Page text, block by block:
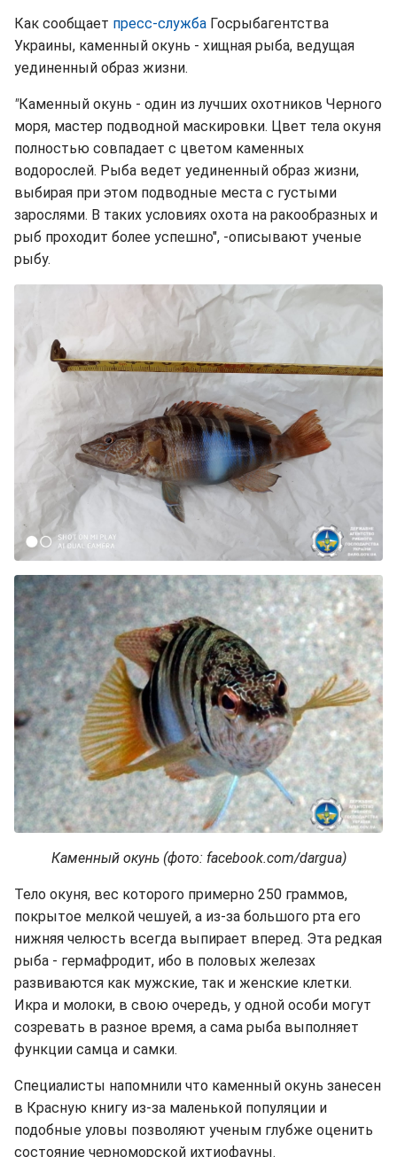
Как сообщает пресс-служба Госрыбагентства
Украины, каменный окунь - хищная рыба, ведущая
уединенный образ жизни.
"Каменный окунь - один из лучших охотников Черного
моря, мастер подводной маскировки. Цвет тела окуня
полностью совпадает с цветом каменных
водорослей. Рыба ведет уединенный образ жизни,
выбирая при этом подводные места с густыми
зарослями. В таких условиях охота на ракообразных и
рыб проходит более успешно", -описывают ученые
рыбу.
Каменный окунь (фото: facebook.com/dargua)
Тело окуня, вес которого примерно 250 граммов,
покрытое мелкой чешуей, а из-за большого рта его
нижняя челюсть всегда выпирает вперед. Эта редкая
рыба - гермафродит, ибо в половых железах
развиваются как мужские, так и женские клетки.
Икра и молоки, в свою очередь, у одной особи могут
созревать в разное время, а сама рыба выполняет
функции самца и самки.
Специалисты напомнили что каменный окунь занесен
в Красную книгу из-за маленькой популяции и
подобные уловы позволяют ученым глубже оценить
состояние черноморской ихтиофауны.